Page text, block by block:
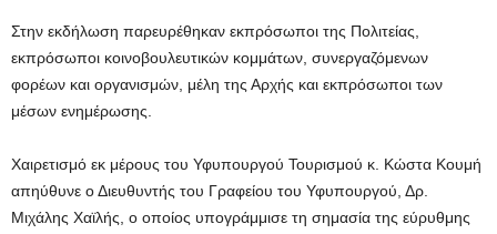
Στην εκδήλωση παρευρέθηκαν εκπρόσωποι της Πολιτείας,
εκπρόσωποι κοινοβουλευτικών κομμάτων, συνεργαζόμενων
φορέων και οργανισμών, μέλη της Αρχής και εκπρόσωποι των
μέσων ενημέρωσης.
Χαιρετισμό εκ μέρους του Υφυπουργού Τουρισμού κ. Κώστα Κουμή
απηύθυνε ο Διευθυντής του Γραφείου του Υφυπουργού, Δρ.
Μιχάλης Χαϊλής, ο οποίος υπογράμμισε τη σημασία της εύρυθμης